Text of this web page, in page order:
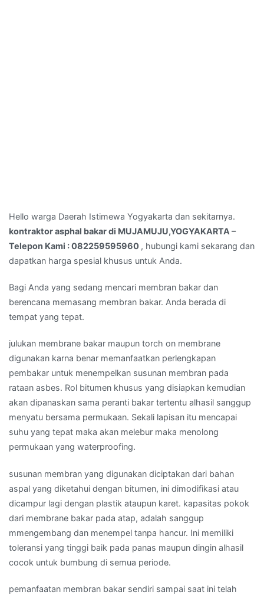
Hello warga Daerah Istimewa Yogyakarta dan sekitarnya.
kontraktor asphal bakar di MUJAMUJU,YOGYAKARTA –
Telepon Kami : 082259595960 , hubungi kami sekarang dan
dapatkan harga spesial khusus untuk Anda.
Bagi Anda yang sedang mencari membran bakar dan
berencana memasang membran bakar. Anda berada di
tempat yang tepat.
julukan membrane bakar maupun torch on membrane
digunakan karna benar memanfaatkan perlengkapan
pembakar untuk menempelkan susunan membran pada
rataan asbes. Rol bitumen khusus yang disiapkan kemudian
akan dipanaskan sama peranti bakar tertentu alhasil sanggup
menyatu bersama permukaan. Sekali lapisan itu mencapai
suhu yang tepat maka akan melebur maka menolong
permukaan yang waterproofing.
susunan membran yang digunakan diciptakan dari bahan
aspal yang diketahui dengan bitumen, ini dimodifikasi atau
dicampur lagi dengan plastik ataupun karet. kapasitas pokok
dari membrane bakar pada atap, adalah sanggup
mmengembang dan menempel tanpa hancur. Ini memiliki
toleransi yang tinggi baik pada panas maupun dingin alhasil
cocok untuk bumbung di semua periode.
pemanfaatan membran bakar sendiri sampai saat ini telah